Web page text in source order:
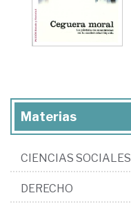
Materias
CIENCIAS SOCIALES
DERECHO